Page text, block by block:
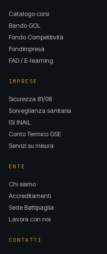
Catalogo corsi
Bando GOL
Fondo Competitività
Fondimpresa
FAD / E-learning
IMPRESE
Sicurezza 81/08
Sorveglianza sanitaria
ISI INAIL
Conto Termico GSE
Servizi su misura
ENTE
Chi siamo
Accreditamenti
Sede Battipaglia
Lavora con noi
CONTATTI